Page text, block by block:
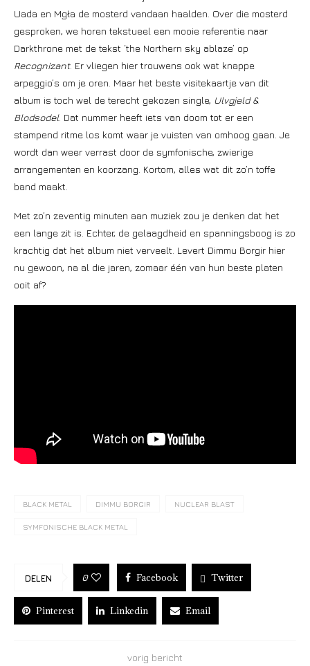
Uada en Mgła de mosterd vandaan haalden. Over die mosterd
gesproken, we horen tekstueel een mooie referentie naar
Darkthrone met de tekst ‘the Northern sky ablaze’ op
Recognizant. Er vliegen hier trouwens ook wat knappe
arpeggio’s om je oren. Maar het beste visitekaartje van dit
album is toch wel de terecht gekozen single, Ulvgjeld &
Blodsodel. Dat nummer heeft iets van doom tot er een
stampend ritme los komt waar je vuisten van omhoog gaan. Je
wordt dan weer verrast door de symfonische, zwierige
arrangementen en koorzang. Kortom, alles wat dit zo’n toffe
band maakt.
Met zo’n zeventig minuten aan muziek zou je denken dat het
een lange zit is. Echter, de gelaagdheid en spanningsboog is zo
krachtig dat het album niet verveelt. Levert Dimmu Borgir hier
nu gewoon, na al die jaren, zomaar één van hun beste platen
ooit af?
BLACK METAL DIMMU BORGIR NUCLEAR BLAST
SYMFONISCHE BLACK METAL
DELEN 0 Facebook Twitter
Pinterest Linkedin Email
vorig bericht